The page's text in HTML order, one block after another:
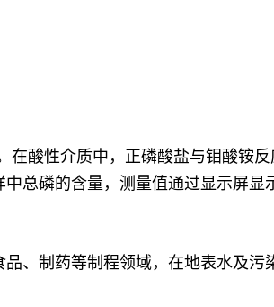
酸性介质中，正磷酸盐与钼酸铵
总磷的含量，测量值通过显示屏显
、制药等制程领域，在地表水及污